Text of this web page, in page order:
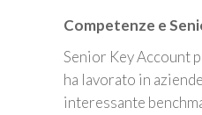
Competenze e
Senior Key Account
ha lavorato in
interessante